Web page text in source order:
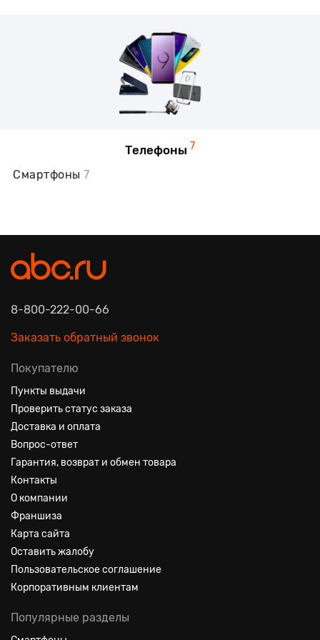
Телефоны 7
Смартфоны7
8-800-222-00-66
Заказать обратный звонок
Покупателю
Пункты выдачи
Проверить статус заказа
Доставка и оплата
Вопрос-ответ
Гарантия, возврат и обмен товара
Контакты
О компании
Франшиза
Карта сайта
Оставить жалобу
Пользовательское соглашение
Корпоративным клиентам
Популярные разделы